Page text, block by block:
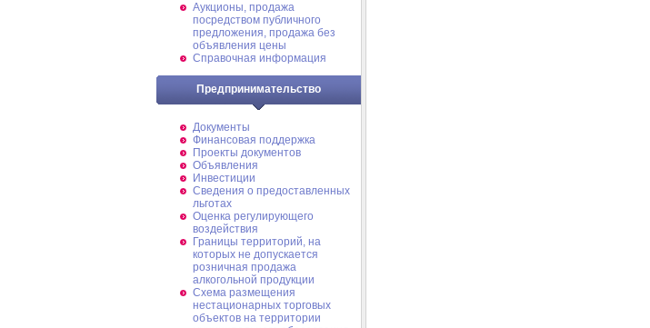
Аукционы, продажа
посредством публичного
предложения, продажа без
объявления цены
Справочная информация
Предпринимательство
Документы
Финансовая поддержка
Проекты документов
Объявления
Инвестиции
Сведения о предоставленных
льготах
Оценка регулирующего
воздействия
Границы территорий, на
которых не допускается
розничная продажа
алкогольной продукции
Схема размещения
нестационарных торговых
объектов на территории